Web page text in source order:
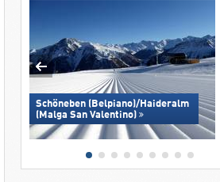
Schöneben (Belpiano)/​Haideralm
(Malga San Valentino)